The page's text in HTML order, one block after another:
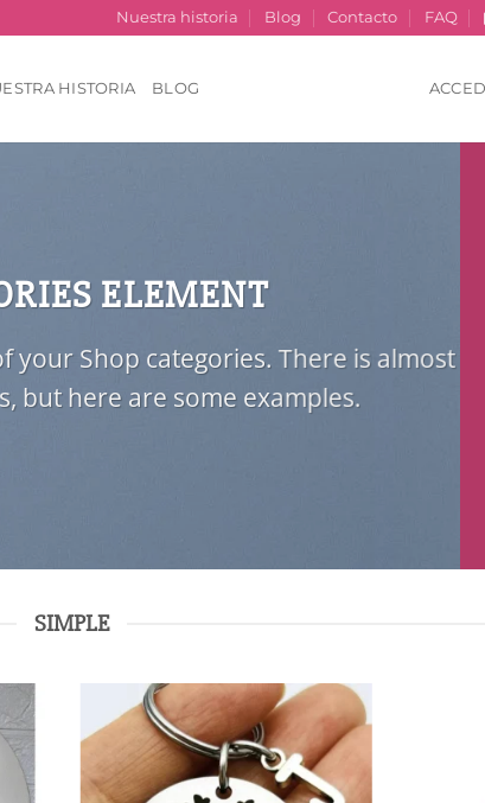
Nuestra historia Blog Contacto FAQ
HISTORIA BLOG
ELEMENT
your Shop categories. There is almost
but here are some examples.
SIMPLE